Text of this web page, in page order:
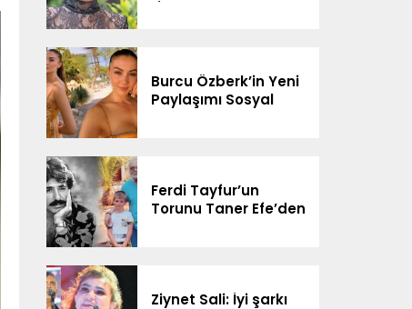
Burcu Özberk’in Yeni
Paylaşımı Sosyal
Ferdi Tayfur’un
Torunu Taner Efe’den
Ziynet Sali: İyi şarkı